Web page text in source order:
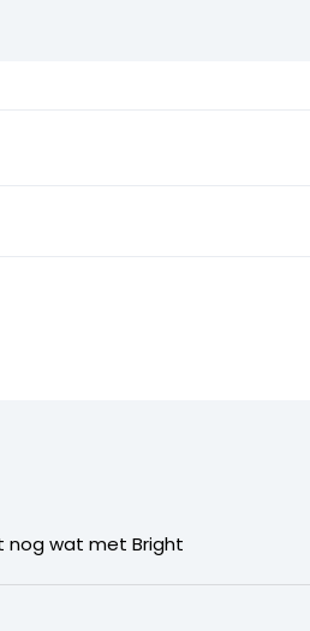
nog wat met Bright